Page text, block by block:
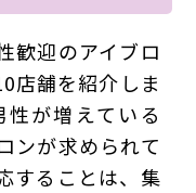
歓迎のアイブロ
店舗を紹介しま
が増えている
ンが求められて
することは、集